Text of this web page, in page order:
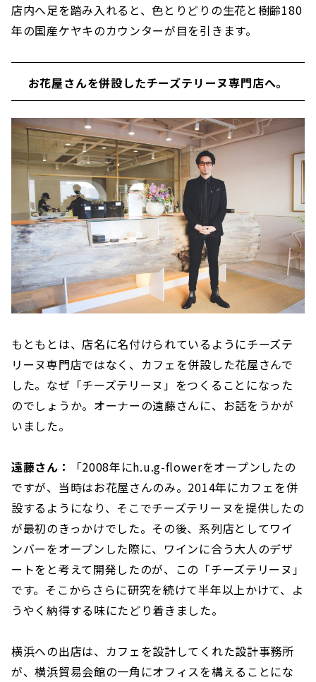
店内へ足を踏み入れると、色とりどりの生花と樹齢180
年の国産ケヤキのカウンターが目を引きます。
お花屋さんを併設したチーズテリーヌ専門店へ。
もともとは、店名に名付けられているようにチーズテ
リーヌ専門店ではなく、カフェを併設した花屋さんで
した。なぜ「チーズテリーヌ」をつくることになった
のでしょうか。オーナーの遠藤さんに、お話をうかが
いました。
遠藤さん：
「2008年にh.u.g-flowerをオープンしたの
ですが、当時はお花屋さんのみ。2014年にカフェを併
設するようになり、そこでチーズテリーヌを提供したの
が最初のきっかけでした。その後、系列店としてワイ
ンバーをオープンした際に、ワインに合う大人のデザ
ートをと考えて開発したのが、この「チーズテリーヌ」
です。そこからさらに研究を続けて半年以上かけて、よ
うやく納得する味にたどり着きました。
横浜への出店は、カフェを設計してくれた設計事務所
が、横浜貿易会館の一角にオフィスを構えることにな